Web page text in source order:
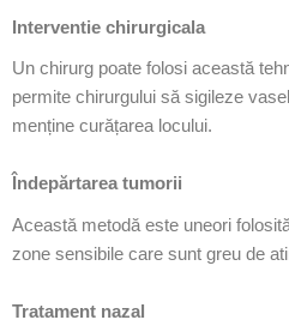
Interventie chirurgicala
Un chirurg poate folosi această
permite chirurgului să sigileze
menține curățarea locului.
Îndepărtarea tumorii
Această metodă este uneori
zone sensibile care sunt greu de
Tratament nazal